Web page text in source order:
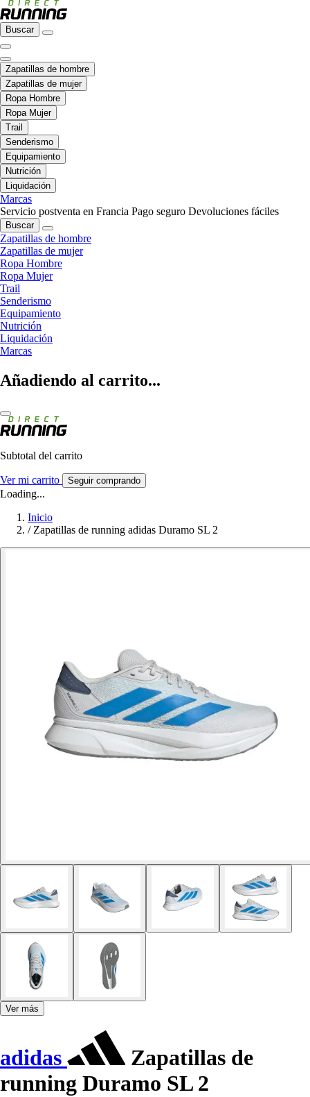
Buscar
Zapatillas de hombre
Zapatillas de mujer
Ropa Hombre
Ropa Mujer
Trail
Senderismo
Equipamiento
Nutrición
Liquidación
Marcas
Servicio postventa en Francia Pago seguro Devoluciones fáciles
Buscar
Zapatillas de hombre
Zapatillas de mujer
Ropa Hombre
Ropa Mujer
Trail
Senderismo
Equipamiento
Nutrición
Liquidación
Marcas
Añadiendo al carrito...
Subtotal del carrito
Ver mi carrito Seguir comprando
Loading...
Inicio
/ Zapatillas de running adidas Duramo SL 2
Ver más
adidas
Zapatillas de
running Duramo SL 2